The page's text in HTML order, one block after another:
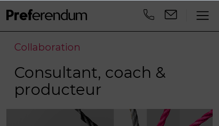
Collaboration
Consultant, coach &
producteur